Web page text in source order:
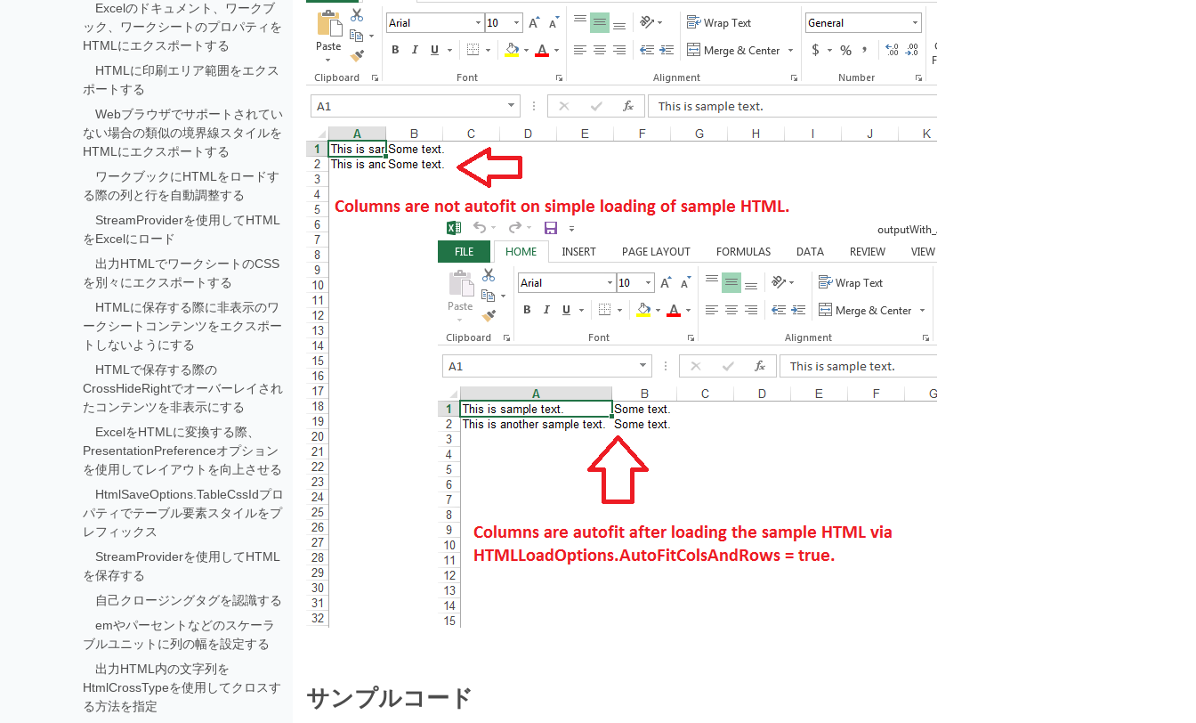
Excelのドキュメント、ワークブ
ック、ワークシートのプロパティを
HTMLにエクスポートする
HTMLに印刷エリア範囲をエクス
ポートする
Webブラウザでサポートされてい
ない場合の類似の境界線スタイルを
HTMLにエクスポートする
ワークブックにHTMLをロードす
る際の列と行を自動調整する
StreamProviderを使用してHTML
をExcelにロード
出力HTMLでワークシートのCSS
を別々にエクスポートする
HTMLに保存する際に非表示のワ
ークシートコンテンツをエクスポー
トしないようにする
HTMLで保存する際の
CrossHideRightでオーバーレイされ
たコンテンツを非表示にする
ExcelをHTMLに変換する際、
PresentationPreferenceオプション
を使用してレイアウトを向上させる
HtmlSaveOptions.TableCssIdプロ
パティでテーブル要素スタイルをプ
レフィックス
StreamProviderを使用してHTML
を保存する
自己クロージングタグを認識する
emやパーセントなどのスケーラ
ブルユニットに列の幅を設定する
出力HTML内の文字列を
HtmlCrossTypeを使用してクロスす
る方法を指定
サンプルコード